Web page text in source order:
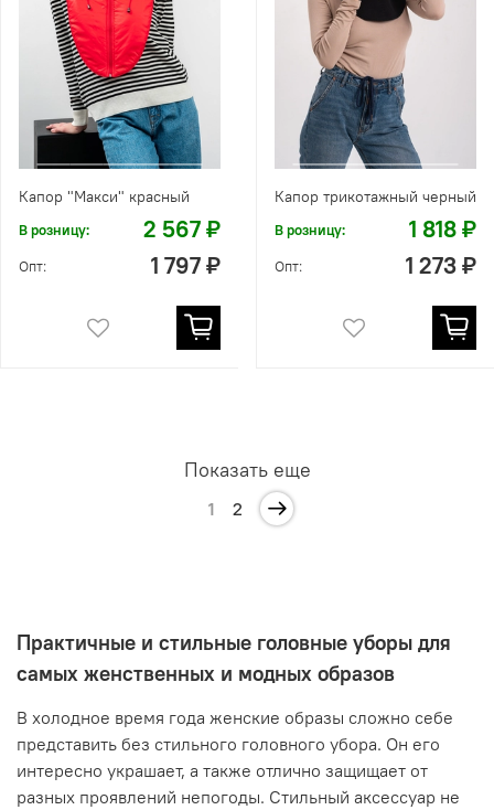
Капор "Макси" красный
В розницу: 2 567 ₽
Опт: 1 797 ₽
Капор трикотажный черный
В розницу: 1 818 ₽
Опт: 1 273 ₽
Показать еще
1 2
Практичные и стильные головные уборы для
самых женственных и модных образов
В холодное время года женские образы сложно себе
представить без стильного головного убора. Он его
интересно украшает, а также отлично защищает от
разных проявлений непогоды. Стильный аксессуар не